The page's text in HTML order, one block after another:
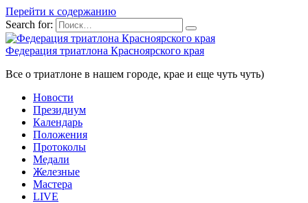
Перейти к содержанию
Search for:
Федерация триатлона Красноярского края
Все о триатлоне в нашем городе, крае и еще чуть чуть)
Новости
Президиум
Календарь
Положения
Протоколы
Медали
Железные
Мастера
LIVE